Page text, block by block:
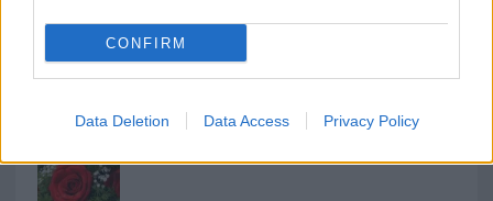
CONFIRM
Data Deletion Data Access Privacy Policy
Martina Agostina Diturco